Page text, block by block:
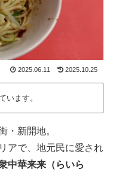
2025.06.11 2025.10.25
います。
・新開地。
アで、地元民に愛され
中華来来（らいら